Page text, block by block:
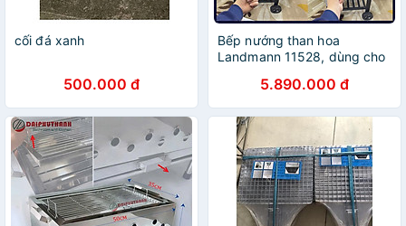
cối đá xanh
500.000 đ
Bếp nướng than hoa
Landmann 11528, dùng cho
trời, sân vườn5.890.000 đ